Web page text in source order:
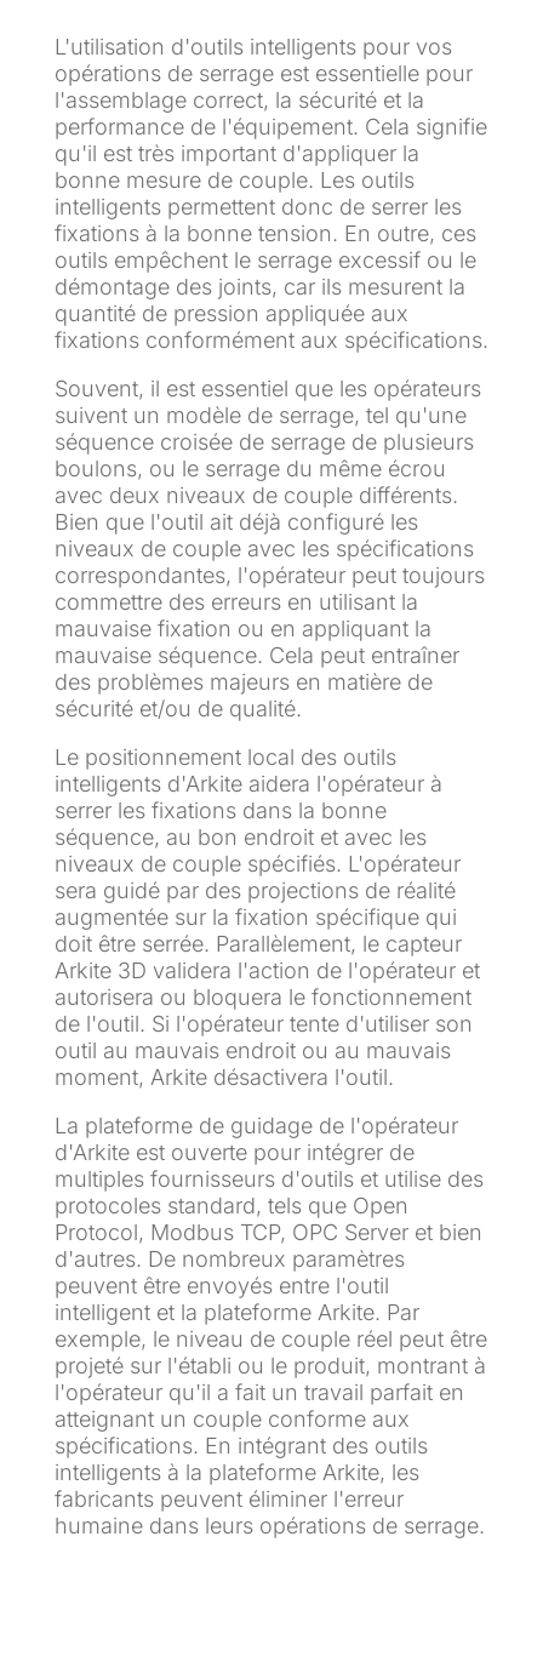
L'utilisation d'outils intelligents pour vos
opérations de serrage est essentielle pour
l'assemblage correct, la sécurité et la
performance de l'équipement. Cela signifie
qu'il est très important d'appliquer la
bonne mesure de couple. Les outils
intelligents permettent donc de serrer les
fixations à la bonne tension. En outre, ces
outils empêchent le serrage excessif ou le
démontage des joints, car ils mesurent la
quantité de pression appliquée aux
fixations conformément aux spécifications.
Souvent, il est essentiel que les opérateurs
suivent un modèle de serrage, tel qu'une
séquence croisée de serrage de plusieurs
boulons, ou le serrage du même écrou
avec deux niveaux de couple différents.
Bien que l'outil ait déjà configuré les
niveaux de couple avec les spécifications
correspondantes, l'opérateur peut toujours
commettre des erreurs en utilisant la
mauvaise fixation ou en appliquant la
mauvaise séquence. Cela peut entraîner
des problèmes majeurs en matière de
sécurité et/ou de qualité.
Le positionnement local des outils
intelligents d'Arkite aidera l'opérateur à
serrer les fixations dans la bonne
séquence, au bon endroit et avec les
niveaux de couple spécifiés. L'opérateur
sera guidé par des projections de réalité
augmentée sur la fixation spécifique qui
doit être serrée. Parallèlement, le capteur
Arkite 3D validera l'action de l'opérateur et
autorisera ou bloquera le fonctionnement
de l'outil. Si l'opérateur tente d'utiliser son
outil au mauvais endroit ou au mauvais
moment, Arkite désactivera l'outil.
La plateforme de guidage de l'opérateur
d'Arkite est ouverte pour intégrer de
multiples fournisseurs d'outils et utilise des
protocoles standard, tels que Open
Protocol, Modbus TCP, OPC Server et bien
d'autres. De nombreux paramètres
peuvent être envoyés entre l'outil
intelligent et la plateforme Arkite. Par
exemple, le niveau de couple réel peut être
projeté sur l'établi ou le produit, montrant à
l'opérateur qu'il a fait un travail parfait en
atteignant un couple conforme aux
spécifications. En intégrant des outils
intelligents à la plateforme Arkite, les
fabricants peuvent éliminer l'erreur
humaine dans leurs opérations de serrage.